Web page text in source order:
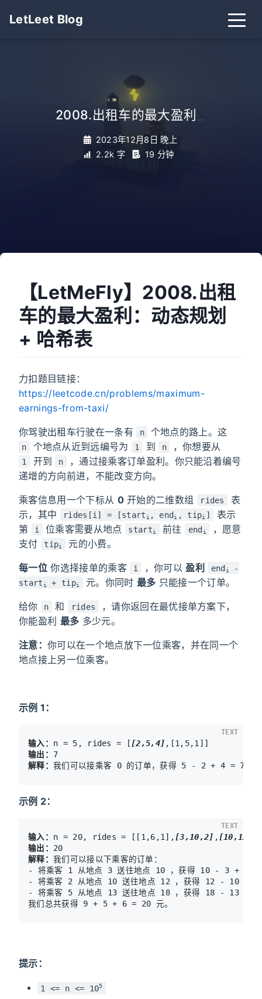
LetLeet Blog
2008.出租车的最大盈利
2023年12月8日 晚上
2.2k 字
19 分钟
【LetMeFly】2008.出租
车的最大盈利：动态规划
+ 哈希表
力扣题目链接：
https://leetcode.cn/problems/maximum-
earnings-from-taxi/
你驾驶出租车行驶在一条有 n 个地点的路上。这
n 个地点从近到远编号为 1 到 n ，你想要从
1 开到 n
，通过接乘客订单盈利。你只能沿着编号
递增的方向前进，不能改变方向。
乘客信息用一个下标从 0开始的二维数组 rides
表
示，其中
rides[i] = [start i , endi , tipi ]
表示
第
i 位乘客需要从地点 starti 前往 endi
，愿意
支付
tipi 元的小费。
每一位你选择接单的乘客 i ，你可以盈利 endi
-
start i + tipi 元。你同时 最多 只能接一个订单。
给你 n 和 rides
，请你返回在最优接单方案下，
你能盈利 最多 多少元。
注意： 你可以在一个地点放下一位乘客，并在同一个
地点接上另一位乘客。
示例 1：
输入： n = 5, rides = [ [2,5,4]
输出：
解释：
TEXT
示例 2：
输入： n = 20, rides = [[1,6,1], [3,10,2] , [10,12,3]
输出：
解释： 我们可以接以下乘客的订单：
- 将乘客 1 从地点 3 送往地点 10 ，获得 10 - 3 + 2 =
- 将乘客 2 从地点 10 送往地点 12 ，获得 12 - 10 +
- 将乘客 5 从地点 13 送往地点 18 ，获得 18 - 13 +
我们总共获得 9 + 5 + 6 = 20 元。
TEXT
提示：
1 <= n <= 105